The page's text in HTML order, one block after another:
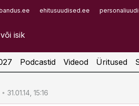
ehitusuudised.ee
Podcastid Videod Üritused
31.01.14, 15:16